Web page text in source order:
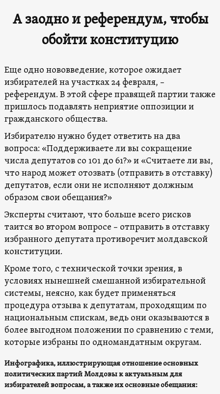
А заодно и референдум, чтобы
обойти конституцию
Еще одно нововведение, которое ожидает
избирателей на участках 24 февраля, –
референдум. В этой сфере правящей партии также
пришлось подавлять неприятие оппозиции и
гражданского общества.
Избирателю нужно будет ответить на два
вопроса: «Поддерживаете ли вы сокращение
числа депутатов со 101 до 61?» и «Считаете ли вы,
что народ может отозвать (отправить в отставку)
депутатов, если они не исполняют должным
образом свои обещания?»
Эксперты считают, что больше всего рисков
таится во втором вопросе – отправить в отставку
избранного депутата противоречит молдавской
конституции.
Кроме того, с технической точки зрения, в
условиях нынешней смешанной избирательной
системы, неясно, как будет применяться
процедура отзыва к депутатам, проходящим по
национальным спискам, ведь они оказываются в
более выгодном положении по сравнению с теми,
которые избраны по одномандатным округам.
Инфографика, иллюстрирующая отношение основных
политических партий Молдовы к актуальным для
избирателей вопросам, а также их основные обещания: